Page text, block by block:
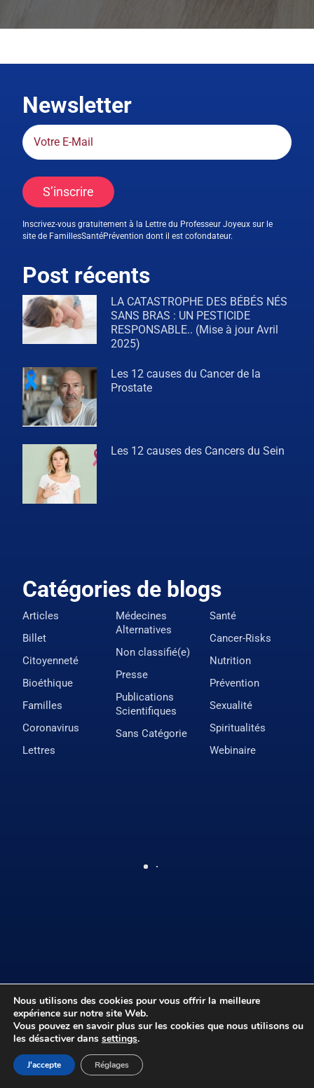
Newsletter
S’inscrire
Inscrivez-vous gratuitement à la Lettre du Professeur Joyeux sur le
site de FamillesSantéPrévention dont il est cofondateur.
Post récents
LA CATASTROPHE DES BÉBÉS NÉS
SANS BRAS : UN PESTICIDE
RESPONSABLE.. (Mise à jour Avril
2025)
Les 12 causes du Cancer de la
Prostate
Les 12 causes des Cancers du Sein
Catégories de blogs
Articles
Billet
Citoyenneté
Bioéthique
Familles
Coronavirus
Lettres
Médecines
Alternatives
Non classifié(e)
Presse
Publications
Scientifiques
Sans Catégorie
Santé
Cancer-Risks
Nutrition
Prévention
Sexualité
Spiritualités
Webinaire
©professeur-joyeux.com |Mentions légales |
Association Familles Santé Prévention
Nous utilisons des cookies pour vous offrir la meilleure
expérience sur notre site Web.
Vous pouvez en savoir plus sur les cookies que nous utilisons ou
les désactiver dans settings.
J'accepte Réglages